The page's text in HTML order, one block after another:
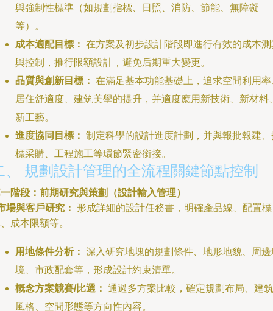
與強制性標準（如規劃指標、日照、消防、節能、無障礙
等）。
成本適配目標： 在方案及初步設計階段即進行有效的成本測
與控制，推行限額設計，避免后期重大變更。
品質與創新目標： 在滿足基本功能基礎上，追求空間利用率
居住舒適度、建筑美學的提升，并適度應用新技術、新材料
新工藝。
進度協同目標： 制定科學的設計進度計劃，并與報批報建、
標采購、工程施工等環節緊密銜接。
、 規劃設計管理的全流程關鍵節點控制
階段：前期研究與策劃（設計輸入管理）
場與客戶研究： 形成詳細的設計任務書，明確產品線、配置標
成本限額等。
用地條件分析： 深入研究地塊的規劃條件、地形地貌、周邊
境、市政配套等，形成設計約束清單。
概念方案競賽/比選： 通過多方案比較，確定規劃布局、建筑
風格、空間形態等方向性內容。